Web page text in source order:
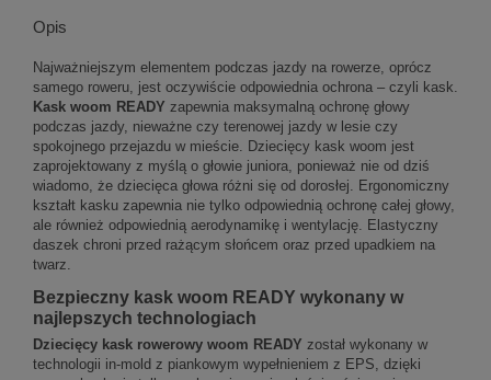
Opis
Najważniejszym elementem podczas jazdy na rowerze, oprócz
samego roweru, jest oczywiście odpowiednia ochrona – czyli kask.
Kask woom READY zapewnia maksymalną ochronę głowy
podczas jazdy, nieważne czy terenowej jazdy w lesie czy
spokojnego przejazdu w mieście. Dziecięcy kask woom jest
zaprojektowany z myślą o głowie juniora, ponieważ nie od dziś
wiadomo, że dziecięca głowa różni się od dorosłej. Ergonomiczny
kształt kasku zapewnia nie tylko odpowiednią ochronę całej głowy,
ale również odpowiednią aerodynamikę i wentylację. Elastyczny
daszek chroni przed rażącym słońcem oraz przed upadkiem na
twarz.
Bezpieczny kask woom READY wykonany w
najlepszych technologiach
Dziecięcy kask rowerowy woom READY został wykonany w
technologii in-mold z piankowym wypełnieniem z EPS, dzięki